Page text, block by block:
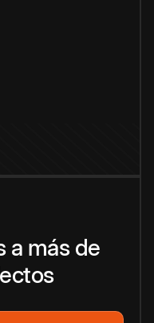
a más de